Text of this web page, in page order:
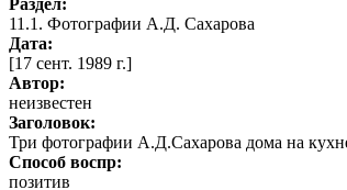
11.1. Фотографии А.Д. Сахарова
Дата:
[17 сент. 1989 г.]
Автор:
неизвестен
Заголовок:
Три фотографии А.Д.Сахарова дома на
Способ воспр:
позитив